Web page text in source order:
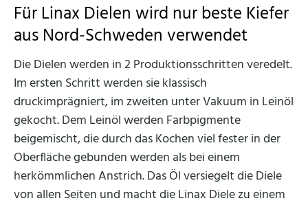
Für Linax Dielen wird nur beste Kiefer
aus Nord-Schweden verwendet
Die Dielen werden in 2 Produktionsschritten veredelt.
Im ersten Schritt werden sie klassisch
druckimprägniert, im zweiten unter Vakuum in Leinöl
gekocht. Dem Leinöl werden Farbpigmente
beigemischt, die durch das Kochen viel fester in der
Oberfläche gebunden werden als bei einem
herkömmlichen Anstrich. Das Öl versiegelt die Diele
von allen Seiten und macht die Linax Diele zu einem